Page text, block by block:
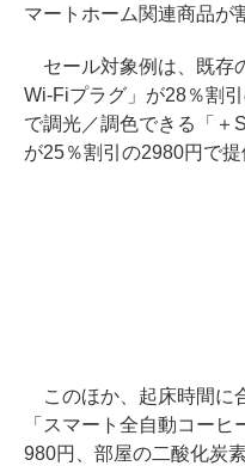
マートホーム関連商品が
セール対象例は、既存
Wi-Fiプラグ」が28％割
で調光／調色できる「＋
が25％割引の2980円で提
このほか、起床時間に
「スマート全自動コー
980円、部屋の二酸化炭